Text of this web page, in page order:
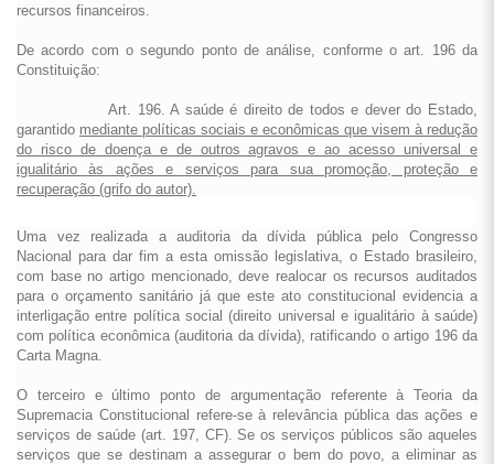
recursos financeiros.
De acordo com o segundo ponto de análise, conforme o art. 196 da
Constituição:
Art. 196. A saúde é direito de todos e dever do Estado,
garantido mediante políticas sociais e econômicas que visem à redução
do risco de doença e de outros agravos e ao acesso universal e
igualitário às ações e serviços para sua promoção, proteção e
recuperação (grifo do autor).
Uma vez realizada a auditoria da dívida pública pelo Congresso
Nacional para dar fim a esta omissão legislativa, o Estado brasileiro,
com base no artigo mencionado, deve realocar os recursos auditados
para o orçamento sanitário já que este ato constitucional evidencia a
interligação entre política social (direito universal e igualitário à saúde)
com política econômica (auditoria da dívida), ratificando o artigo 196 da
Carta Magna.
O terceiro e último ponto de argumentação referente à Teoria da
Supremacia Constitucional refere-se à relevância pública das ações e
serviços de saúde (art. 197, CF). Se os serviços públicos são aqueles
serviços que se destinam a assegurar o bem do povo, a eliminar as